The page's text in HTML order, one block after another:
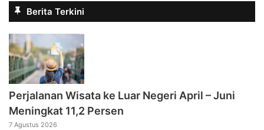
Berita Terkini
Perjalanan Wisata ke Luar Negeri April – Juni
Meningkat 11,2 Persen
7 Agustus 2026